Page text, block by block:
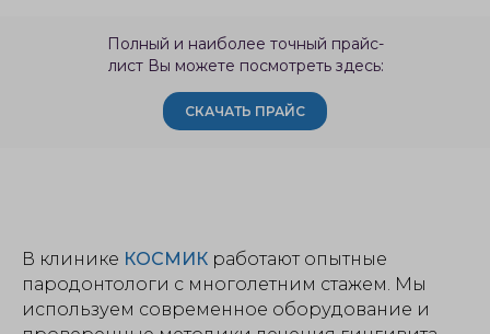
Полный и наиболее точный прайс-
лист Вы можете посмотреть здесь:
СКАЧАТЬ ПРАЙС
В клинике КОСМИК работают опытные
пародонтологи с многолетним стажем. Мы
используем современное оборудование и